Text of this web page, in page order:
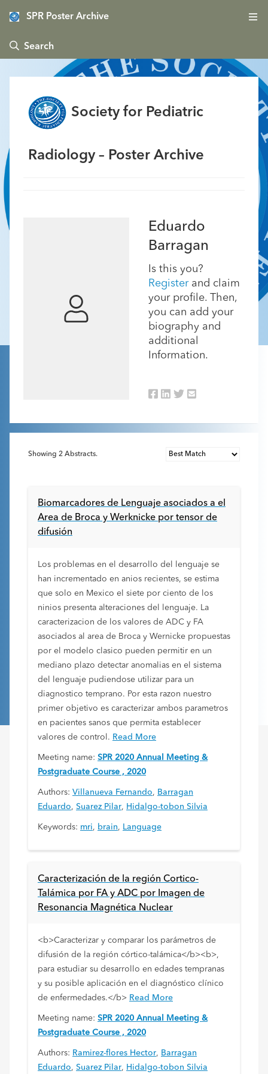
SPR Poster Archive
 Search
Society for Pediatric
Radiology – Poster Archive
Eduardo
Barragan
Is this you?
Registerand claim
your profile. Then,
you can add your
biography and
additional
Information.
Showing 2 Abstracts.
Biomarcadores de Lenguaje asociados a el
Area de Broca y Werknicke por tensor de
difusión
Los problemas en el desarrollo del lenguaje se
han incrementado en anios recientes, se estima
que solo en Mexico el siete por ciento de los
ninios presenta alteraciones del lenguaje. La
caracterizacion de los valores de ADC y FA
asociados al area de Broca y Wernicke propuestas
por el modelo clasico pueden permitir en un
mediano plazo detectar anomalias en el sistema
del lenguaje pudiendose utilizar para un
diagnostico temprano. Por esta razon nuestro
primer objetivo es caracterizar ambos parametros
en pacientes sanos que permita establecer
valores de control. Read More
Meeting name: SPR 2020 Annual Meeting &
Postgraduate Course , 2020
Authors: Villanueva Fernando, Barragan
Eduardo, Suarez Pilar, Hidalgo-tobon Silvia
Keywords: mri, brain, Language
Caracterización de la región Cortico-
Talámica por FA y ADC por Imagen de
Resonancia Magnética Nuclear
<b>Caracterizar y comparar los parámetros de
difusión de la región córtico-talámica</b><b>,
para estudiar su desarrollo en edades tempranas
y su posible aplicación en el diagnóstico clínico
de enfermedades.</b> Read More
Meeting name: SPR 2020 Annual Meeting &
Postgraduate Course , 2020
Authors: Ramirez-flores Hector, Barragan
Eduardo, Suarez Pilar, Hidalgo-tobon Silvia